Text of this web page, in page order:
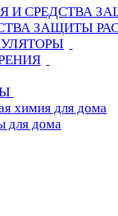
И СРЕДСТВА
ЗАЩИТЫ
химия для дома
для дома